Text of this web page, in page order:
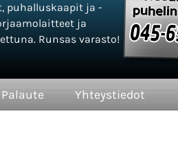
puhalluskaapit ja -
ja
Runsas varasto!
Palaute Yhteystiedot